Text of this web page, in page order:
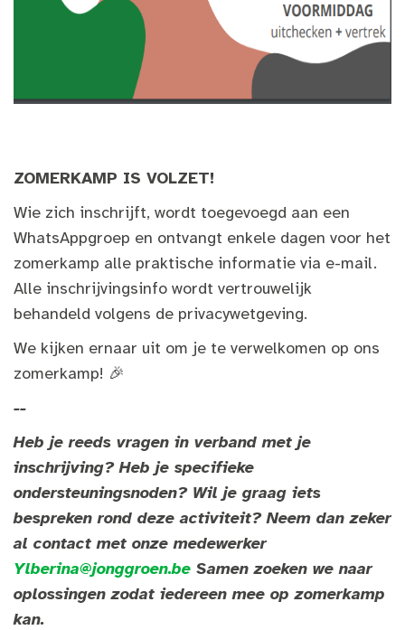
ZOMERKAMP IS VOLZET!
Wie zich inschrijft, wordt toegevoegd aan een
WhatsAppgroep en ontvangt enkele dagen voor het
zomerkamp alle praktische informatie via e-mail.
Alle inschrijvingsinfo wordt vertrouwelijk
behandeld volgens de privacywetgeving.
We kijken ernaar uit om je te verwelkomen op ons
zomerkamp! 🎉
--
Heb je reeds vragen in verband met je
inschrijving? Heb je specifieke
ondersteuningsnoden? Wil je graag iets
bespreken rond deze activiteit? Neem dan zeker
al contact met onze medewerker
Ylberina@jonggroen.be Samen zoeken we naar
oplossingen zodat iedereen mee op zomerkamp
kan.